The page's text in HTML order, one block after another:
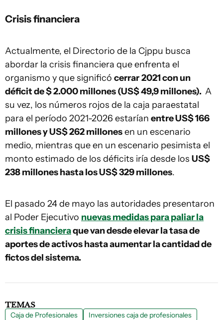
Crisis financiera
Actualmente, el Directorio de la Cjppu busca
abordar la crisis financiera que enfrenta el
organismo y que significó cerrar2021 con un
déficit de $ 2.000 millones (US$ 49,9 millones). A
su vez, los números rojos de la caja paraestatal
para el período 2021-2026 estarían entre US$ 166
millones y US$ 262 millonesen un escenario
medio, mientras que en un escenario pesimista el
monto estimado de los déficits iría desde los US$
238 millones hasta los US$ 329 millones.
El pasado 24 de mayo las autoridades presentaron
al Poder Ejecutivo nuevas medidas para paliar la
crisis financieraque van desde elevar la tasa de
aportes de activos hasta aumentar la cantidad de
fictos del sistema.
TEMAS
Caja de Profesionales
Inversiones caja de profesionales